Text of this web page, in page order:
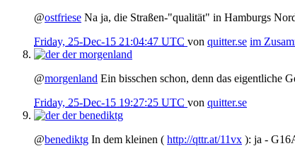
@ostfriese Na ja, die Straßen-"qualität" in Hamburgs
Friday, 25-Dec-15 21:04:47 UTC von quitter.se im
der morgenland
@morgenland Ein bisschen schon, denn das eigentliche
Friday, 25-Dec-15 19:27:25 UTC von quitter.se
der benediktg
@benediktg In dem kleinen ( http://qttr.at/11vx ): ja -